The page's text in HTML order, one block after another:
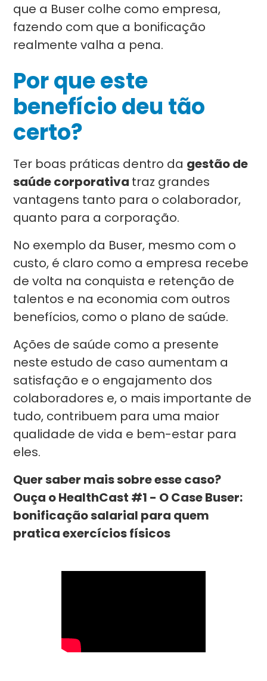
que a Buser colhe como empresa,
fazendo com que a bonificação
realmente valha a pena.
Por que este
benefício deu tão
certo?
Ter boas práticas dentro da gestão de
saúde corporativa traz grandes
vantagens tanto para o colaborador,
quanto para a corporação.
No exemplo da Buser, mesmo com o
custo, é claro como a empresa recebe
de volta na conquista e retenção de
talentos e na economia com outros
benefícios, como o plano de saúde.
Ações de saúde como a presente
neste estudo de caso aumentam a
satisfação e o engajamento dos
colaboradores e, o mais importante de
tudo, contribuem para uma maior
qualidade de vida e bem-estar para
eles.
Quer saber mais sobre esse caso?
Ouça o HealthCast #1 - O Case Buser:
bonificação salarial para quem
pratica exercícios físicos